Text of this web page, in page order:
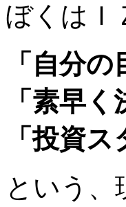
ぼくはＩ
「自分の
「素早く
「投資
という